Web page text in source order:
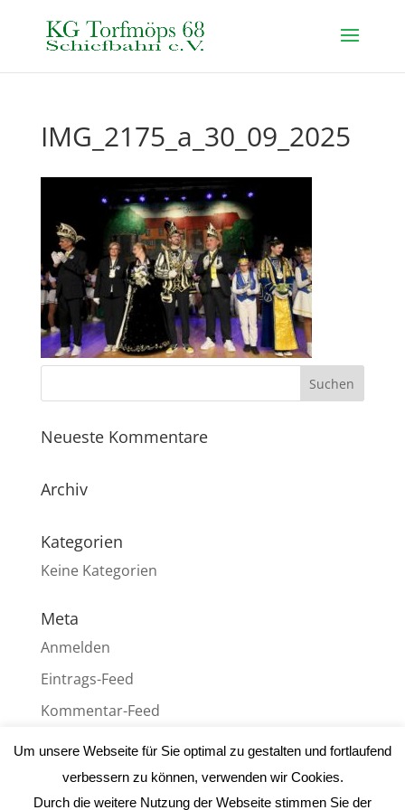
IMG_2175_a_30_09_2025
Neueste Kommentare
Archiv
Kategorien
Keine Kategorien
Meta
Anmelden
Eintrags-Feed
Kommentar-Feed
WordPress.org
Um unsere Webseite für Sie optimal zu gestalten und fortlaufend
verbessern zu können, verwenden wir Cookies.
Durch die weitere Nutzung der Webseite stimmen Sie der